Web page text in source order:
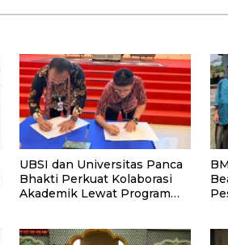
UBSI dan Universitas Panca
Bhakti Perkuat Kolaborasi
Akademik Lewat Program